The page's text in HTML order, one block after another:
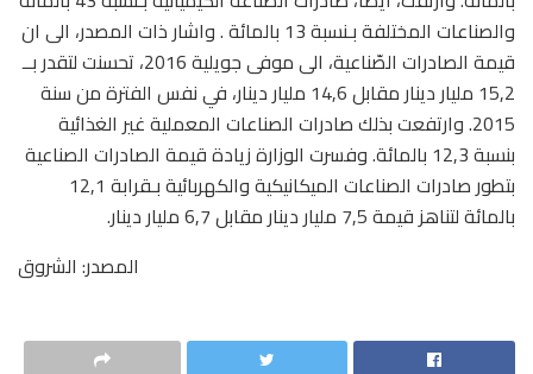
والصناعات المختلفة بـنسبة 13 بالمائة . واشار ذات المصدر، الى ان
قيمة الصادرات الصّناعية، الى موفى جويلية 2016، تحسنت لتقدر بــ
15,2 مليار دينار مقابل 14,6 مليار دينار، في نفس الفترة من سنة
2015. وارتفعت بذلك صادرات الصناعات المعملية غير الغذائية
بنسبة 12,3 بالمائة. وفسرت الوزارة زيادة قيمة الصادرات الصناعية
بتطور صادرات الصناعات الميكانيكية والكهربائية بـقرابة 12,1
بالمائة لتناهز قيمة 7,5 مليار دينار مقابل 6,7 مليار دينار.
المصدر: الشروق